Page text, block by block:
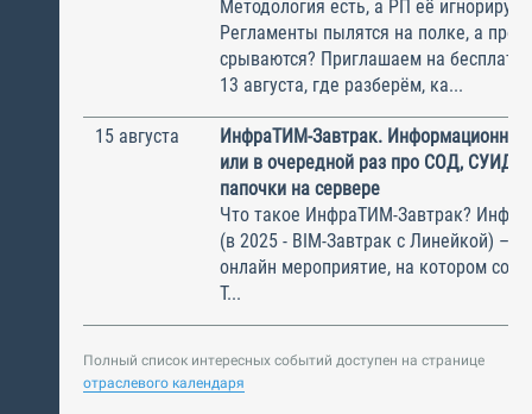
Методология есть, а РП её
Регламенты пылятся на полке, а
срываются? Приглашаем на
13 августа, где разберём, ка...
15 августа
ИнфраТИМ-Завтрак.
или в очередной раз про СОД, СУИД и
папочки на сервере
Что такое ИнфраТИМ-Завтрак?
(в 2025 - BIM-Завтрак с Линейкой) –
онлайн мероприятие, на котором
Т...
Полный список интересных событий доступен на странице
отраслевого календаря